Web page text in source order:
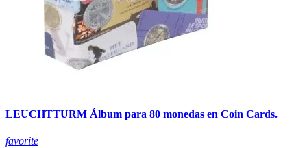
LEUCHTTURM Álbum para 80 monedas en Coin Cards.
favorite